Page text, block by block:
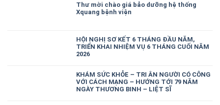
Thư mời chào giá bảo dưỡng hệ thống
Xquang bệnh viện
HỘI NGHỊ SƠ KẾT 6 THÁNG ĐẦU NĂM,
TRIỂN KHAI NHIỆM VỤ 6 THÁNG CUỐI NĂM
2026
KHÁM SỨC KHỎE – TRI ÂN NGƯỜI CÓ CÔNG
VỚI CÁCH MẠNG – HƯỚNG TỚI 79 NĂM
NGÀY THƯƠNG BINH – LIỆT SĨ